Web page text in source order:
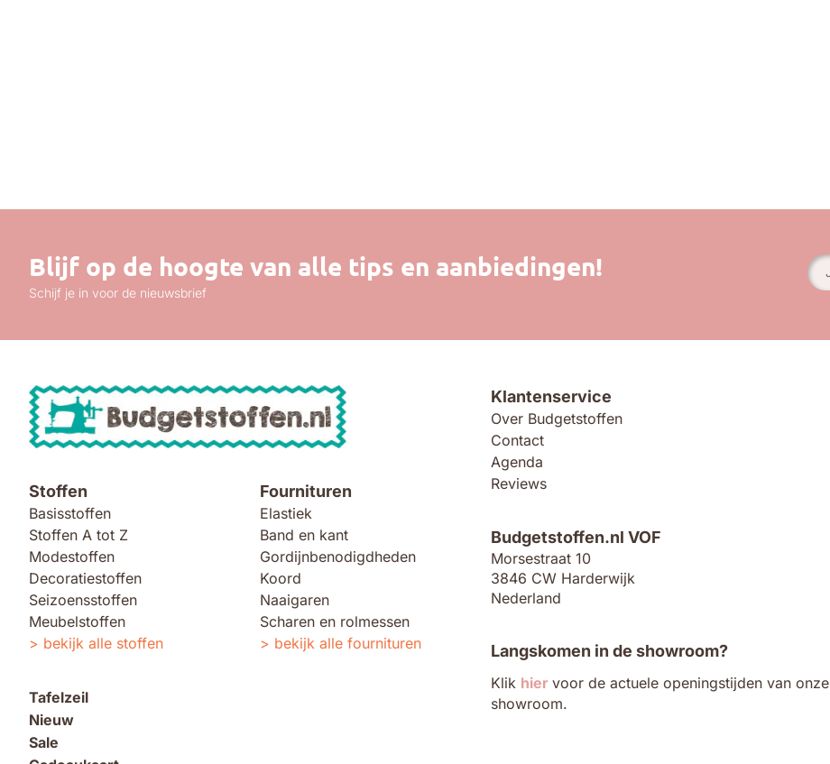
Blijf op de hoogte van alle tips en aanbiedingen!
Schijf je in voor de nieuwsbrief
Stoffen
Basisstoffen
Stoffen A tot Z
Modestoffen
Decoratiestoffen
Seizoensstoffen
Meubelstoffen
bekijk alle stoffen
Tafelzeil
Nieuw
Sale
Fournituren
Elastiek
Band en kant
Gordijnbenodigdheden
Koord
Naaigaren
Scharen en rolmessen
bekijk alle fournituren
Klantenservice
Over Budgetstoffen
Contact
Agenda
Reviews
Budgetstoffen.nl VOF
Morsestraat 10
3846 CW Harderwijk
Nederland
Langskomen in de showroom?
Klik hier voor de actuele openingstijden van onze
showroom.